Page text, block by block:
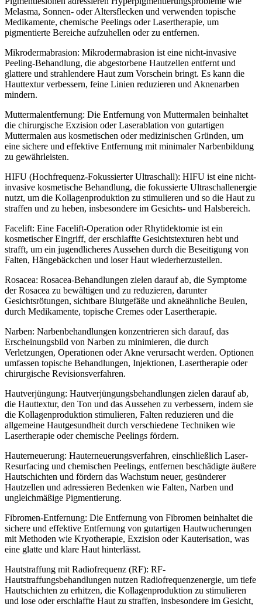
Melasma, Sonnen- oder Altersflecken und verwenden topische
Medikamente, chemische Peelings oder Lasertherapie, um
pigmentierte Bereiche aufzuhellen oder zu entfernen.
Mikrodermabrasion: Mikrodermabrasion ist eine nicht-invasive
Peeling-Behandlung, die abgestorbene Hautzellen entfernt und
glattere und strahlendere Haut zum Vorschein bringt. Es kann die
Hauttextur verbessern, feine Linien reduzieren und Aknenarben
mindern.
Muttermalentfernung: Die Entfernung von Muttermalen beinhaltet
die chirurgische Exzision oder Laserablation von gutartigen
Muttermalen aus kosmetischen oder medizinischen Gründen, um
eine sichere und effektive Entfernung mit minimaler Narbenbildung
zu gewährleisten.
HIFU (Hochfrequenz-Fokussierter Ultraschall): HIFU ist eine nicht-
invasive kosmetische Behandlung, die fokussierte Ultraschallenergie
nutzt, um die Kollagenproduktion zu stimulieren und so die Haut zu
straffen und zu heben, insbesondere im Gesichts- und Halsbereich.
Facelift: Eine Facelift-Operation oder Rhytidektomie ist ein
kosmetischer Eingriff, der erschlaffte Gesichtstexturen hebt und
strafft, um ein jugendlicheres Aussehen durch die Beseitigung von
Falten, Hängebäckchen und loser Haut wiederherzustellen.
Rosacea: Rosacea-Behandlungen zielen darauf ab, die Symptome
der Rosacea zu bewältigen und zu reduzieren, darunter
Gesichtsrötungen, sichtbare Blutgefäße und akneähnliche Beulen,
durch Medikamente, topische Cremes oder Lasertherapie.
Narben: Narbenbehandlungen konzentrieren sich darauf, das
Erscheinungsbild von Narben zu minimieren, die durch
Verletzungen, Operationen oder Akne verursacht werden. Optionen
umfassen topische Behandlungen, Injektionen, Lasertherapie oder
chirurgische Revisionsverfahren.
Hautverjüngung: Hautverjüngungsbehandlungen zielen darauf ab,
die Hauttextur, den Ton und das Aussehen zu verbessern, indem sie
die Kollagenproduktion stimulieren, Falten reduzieren und die
allgemeine Hautgesundheit durch verschiedene Techniken wie
Lasertherapie oder chemische Peelings fördern.
Hauterneuerung: Hauterneuerungsverfahren, einschließlich Laser-
Resurfacing und chemischen Peelings, entfernen beschädigte äußere
Hautschichten und fördern das Wachstum neuer, gesünderer
Hautzellen und adressieren Bedenken wie Falten, Narben und
ungleichmäßige Pigmentierung.
Fibromen-Entfernung: Die Entfernung von Fibromen beinhaltet die
sichere und effektive Entfernung von gutartigen Hautwucherungen
mit Methoden wie Kryotherapie, Exzision oder Kauterisation, was
eine glatte und klare Haut hinterlässt.
Hautstraffung mit Radiofrequenz (RF): RF-
Hautstraffungsbehandlungen nutzen Radiofrequenzenergie, um tiefe
Hautschichten zu erhitzen, die Kollagenproduktion zu stimulieren
und lose oder erschlaffte Haut zu straffen, insbesondere im Gesicht,